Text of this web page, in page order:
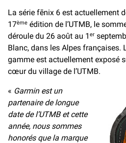
La série fēnix 6 est actuellement
17ème édition de l’UTMB, le
déroule du 26 août au 1 er
Blanc, dans les Alpes françaises.
gamme est actuellement exposé
cœur du village de l’UTMB.
« Garmin est un
partenaire de longue
date de l’UTMB et cette
année, nous sommes
honorés que la marque